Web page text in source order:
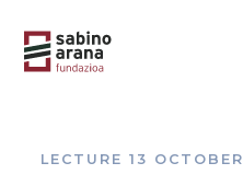
LECTURE 13